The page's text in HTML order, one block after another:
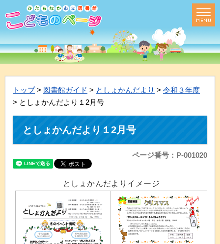
トップ> 図書館ガイド > としょかんだより > 令和３年度
> としょかんだより１2月号
としょかんだより１2月号
ページ番号：P-001020
としょかんだよりイメージ